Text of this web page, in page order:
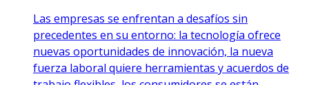
Las empresas se enfrentan a desafíos sin
precedentes en su entorno: la tecnología ofrece
nuevas oportunidades de innovación, la nueva
fuerza laboral quiere herramientas y acuerdos de